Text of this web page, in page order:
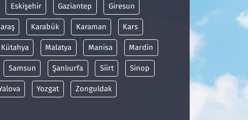
Eskişehir Gaziantep Giresun
Karabük Karaman Kars
Kütahya Malatya Manisa Mardin
Samsun Şanlıurfa Siirt Sinop
Yozgat Zonguldak